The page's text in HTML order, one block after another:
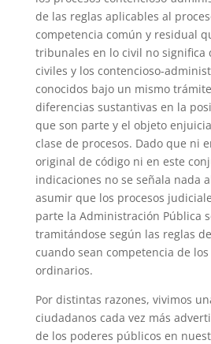
de las reglas aplicables al
competencia común y residual
tribunales en lo civil no significa
civiles y los contencioso-
conocidos bajo un mismo
diferencias sustantivas en la
que son parte y el objeto
clase de procesos. Dado que ni
original de código ni en este
indicaciones no se señala nada
asumir que los procesos
parte la Administración Pública
tramitándose según las reglas
cuando sean competencia de
ordinarios.
Por distintas razones, vivimos
ciudadanos cada vez más
de los poderes públicos en